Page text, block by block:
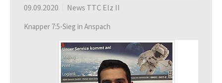
09.09.2020 News TTC Elz II
Knapper 7:5-Sieg in Anspach